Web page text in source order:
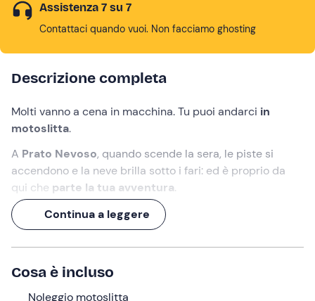
Assistenza 7 su 7
Contattaci quando vuoi. Non facciamo ghosting
Descrizione completa
Molti vanno a cena in macchina. Tu puoi andarci in
motoslitta.
A Prato Nevoso, quando scende la sera, le piste si
accendono e la neve brilla sotto i fari: ed è proprio da
qui che parte la tua avventura.
In questotour guidato di 2 ore
pendii morbidi, curve divertenti e tratti panoramici che
di notte diventano ancora più spettacolari. Un mix di
adrenalina e atmosfera
salita, fino a unochalet a 2.000 metri di quota
aspetta una cena tipica piemontese
Continua a leggere
Cosa è incluso
Noleggio motoslitta